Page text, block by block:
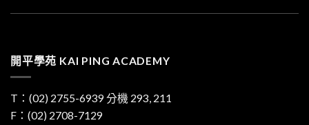
開平學苑 KAI PING ACADEMY
T： (02) 2755-6939分機 293, 211
F：(02) 2708-7129